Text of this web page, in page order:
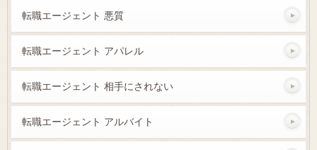
転職エージェント 悪質
転職エージェント アパレル
転職エージェント 相手にされない
転職エージェント アルバイト